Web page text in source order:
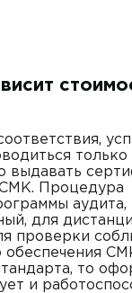
только
выдавать
СМК. Процедура
аудита,
для
проверки
обеспечения
то
и